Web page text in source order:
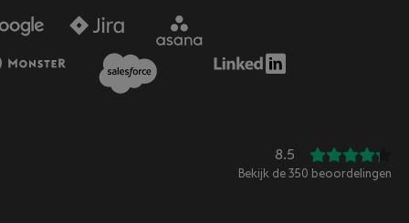
8.5
Bekijk de 350 beoordelingen